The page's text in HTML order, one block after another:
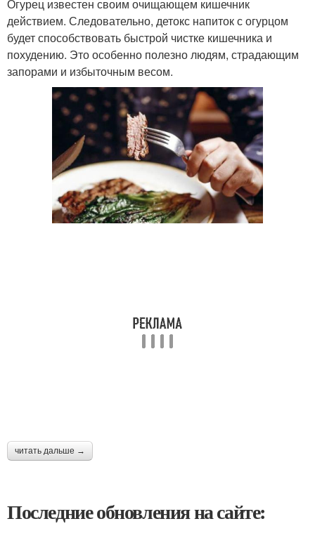
Огурец известен своим очищающем кишечник
действием. Следовательно, детокс напиток с огурцом
будет способствовать быстрой чистке кишечника и
похудению. Это особенно полезно людям, страдающим
запорами и избыточным весом.
читать дальше →
Последние обновления на сайте: